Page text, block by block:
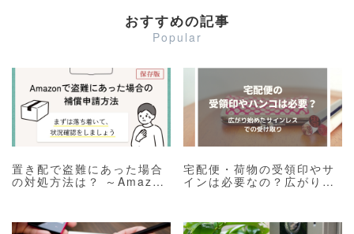
おすすめの記事
Popular
置き配で盗難にあった場合
の対処方法は？ ～Amazon
宅配便・荷物の受領印やサ
インは必要なの？広がり始